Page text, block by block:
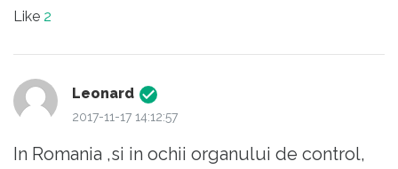
Sau, mai e o variantă: să plece ei", Cu
stampila pe acte,sau daca nu ai un prieten
sus pus.
Like 2
Leonard
2017-11-17 14:12:57
In Romania ,si in ochii organului de control,